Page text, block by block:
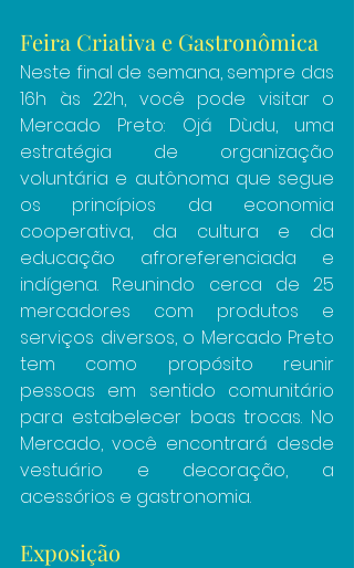
Feira Criativa e Gastronômica
Neste final de semana, sempre das
16h às 22h, você pode visitar o
Mercado Preto: Ojá Dùdu, uma
estratégia de organização
voluntária e autônoma que segue
os princípios da economia
cooperativa, da cultura e da
educação afroreferenciada e
indígena. Reunindo cerca de 25
mercadores com produtos e
serviços diversos, o Mercado Preto
tem como propósito reunir
pessoas em sentido comunitário
para estabelecer boas trocas. No
Mercado, você encontrará desde
vestuário e decoração, a
acessórios e gastronomia.
Exposição